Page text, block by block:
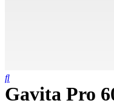
Gavita Pro